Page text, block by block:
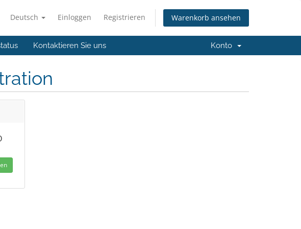
Deutsch Einloggen Registrieren Warenkorb ansehen
Kontaktieren Sie uns Konto